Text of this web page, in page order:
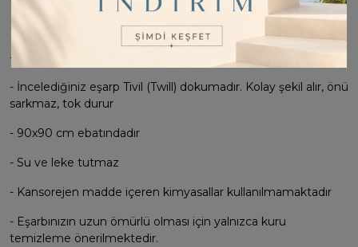
- %100 İpek'dir
- İncelediğiniz eşarp Tivil (Twill) dokumadır. Kolay şekil alır, önü
sarkmaz, tok durur
- 90x90 cm ebatındadır
- Su ve leke tutmaz
- Kansorejen madde içeren kimyasallar kullanılmamaktadır
- Eşarbınızın uzun ömürlü olması için yalnızca kuru
temizleme önerilmektedir.